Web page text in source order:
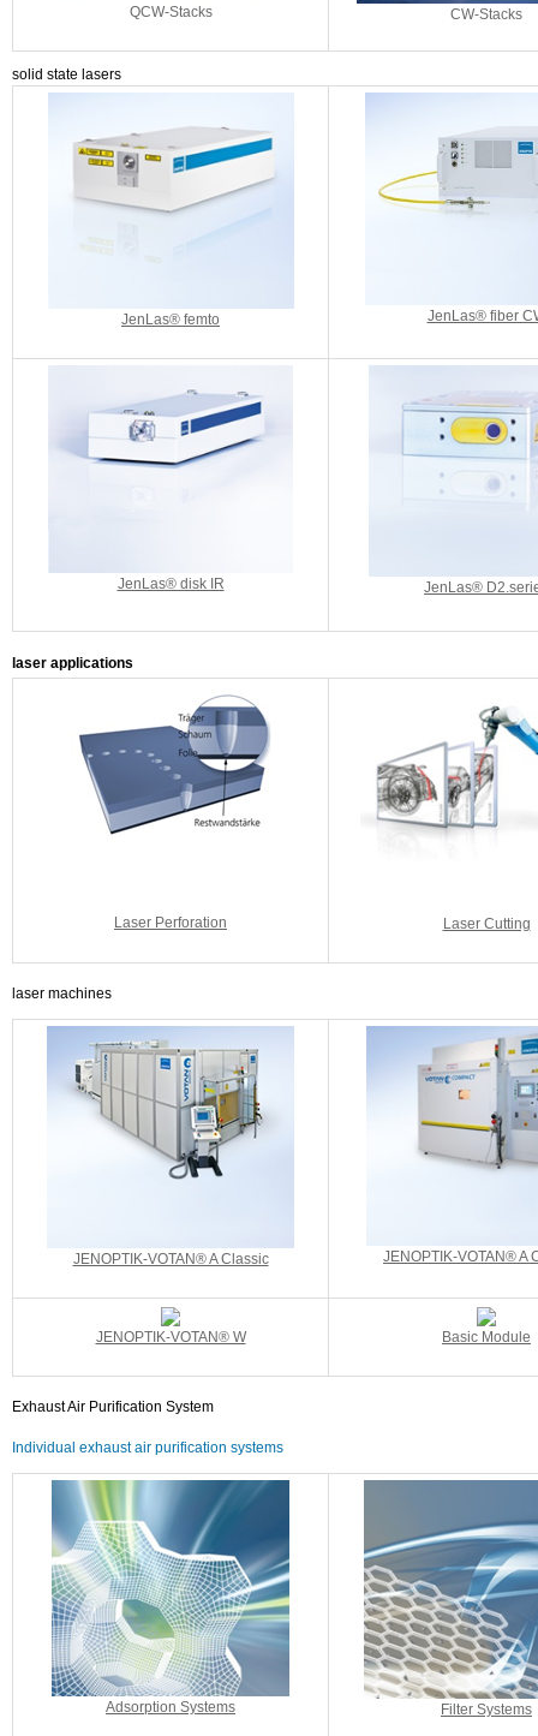
QCW-Stacks CW-Stacks
solid state lasers
JenLas® femto JenLas® fiber
JenLas® disk IR JenLas®
laser applications
Laser Perforation Laser Cutting
laser machines
JENOPTIK-VOTAN® A Classic JENOPTIK-VOTAN® A
JENOPTIK-VOTAN® W Basic Module
Exhaust Air Purification System
Individual exhaust air purification systems
Adsorption Systems Filter Systems